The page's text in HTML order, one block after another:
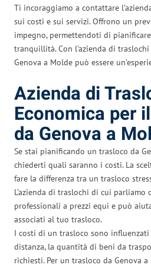
Ti incoraggiamo a contattare
sui costi e sui servizi. Offrono un
impegno, permettendoti di
tranquillità. Con l’azienda di
Genova a Molde può essere
Azienda di
Economica per
da Genova a
Se stai pianificando un trasloco da
chiederti quali saranno i costi. La
fare la differenza tra un trasloco
L’azienda di traslochi di cui parliamo
professionali a prezzi equi e può
associati al tuo trasloco.
I costi di un trasloco sono
distanza, la quantità di beni da
richiesti. Per un trasloco da Genova